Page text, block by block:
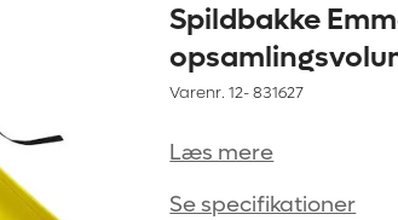
Spildbakke
Varenr. 12-831627
Læs mere
Se specifikationer